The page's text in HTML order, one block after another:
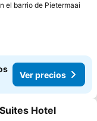
el barrio de Pietermaai
Ver precios
favoritos
Hotel